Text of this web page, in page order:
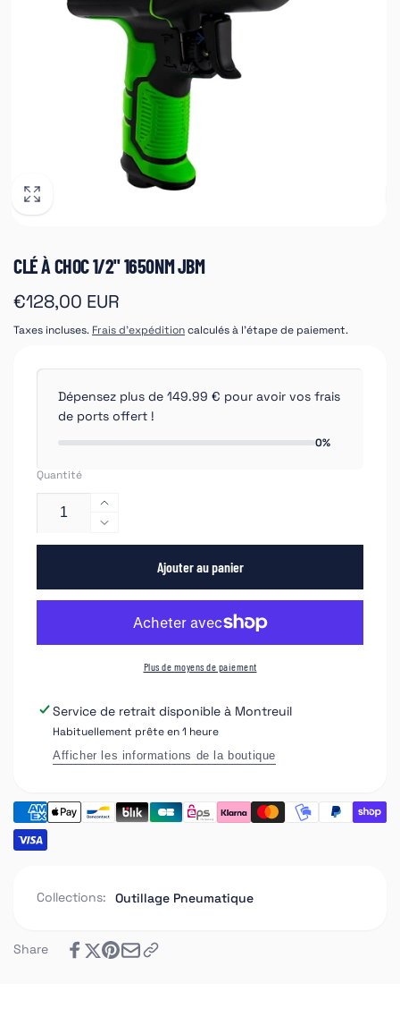
CLÉ À CHOC 1/2" 1650NM JBM
Prix
habituel
€128,00 EUR
Taxes incluses. Frais d'expéditioncalculés à l'étape de paiement.
Dépensez plus de 149.99 € pour avoir vos frais
de ports offert !
0%
Quantité
Augmenter
la
quantité
CLÉ
À
CHOC
1/2&quot;
1650NM
Réduire
la
quantité
de
CLÉ
CHOC
1/2&quot;
Ajouter au panier
Plus de moyens de paiement
Service de retrait disponible à Montreuil
Habituellement prête en 1 heure
Afficher les informations de la boutique
Collections: Outillage Pneumatique
Share